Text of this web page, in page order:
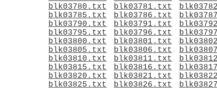
blk03780.txt
blk03781.txt
blk03785.txt
blk03786.txt
blk03790.txt
blk03791.txt
blk03795.txt
blk03796.txt
blk03800.txt
blk03801.txt
blk03805.txt
blk03806.txt
blk03810.txt
blk03811.txt
blk03815.txt
blk03816.txt
blk03820.txt
blk03821.txt
blk03825.txt
blk03826.txt